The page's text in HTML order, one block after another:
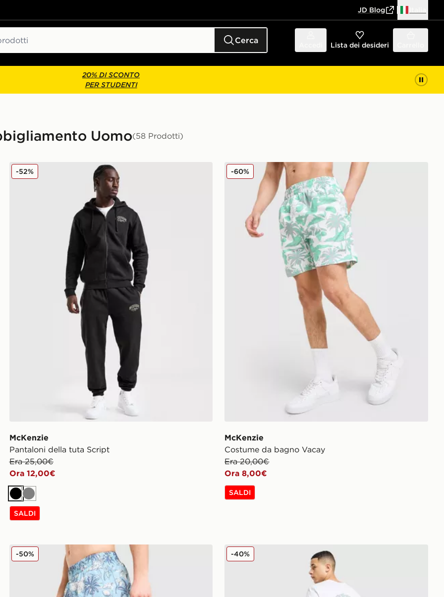
JD Blog
Cerca Lista dei desideri
20% DI SCONTO
PER STUDENTI
Uomo(58 Prodotti)
McKenzie Pantaloni della tuta Script
McKenzie
Pantaloni della tuta Script
Era 25,00€
Ora 12,00€
-52%
NeroGrigio
SALDI
McKenzie Costume da bagno Vacay
McKenzie
Costume da bagno Vacay
Era 20,00€
Ora 8,00€
-60%
SALDI
McKenzie Costume da bagno Vacay
-50% McKenzie Maglia Vacay
-40%